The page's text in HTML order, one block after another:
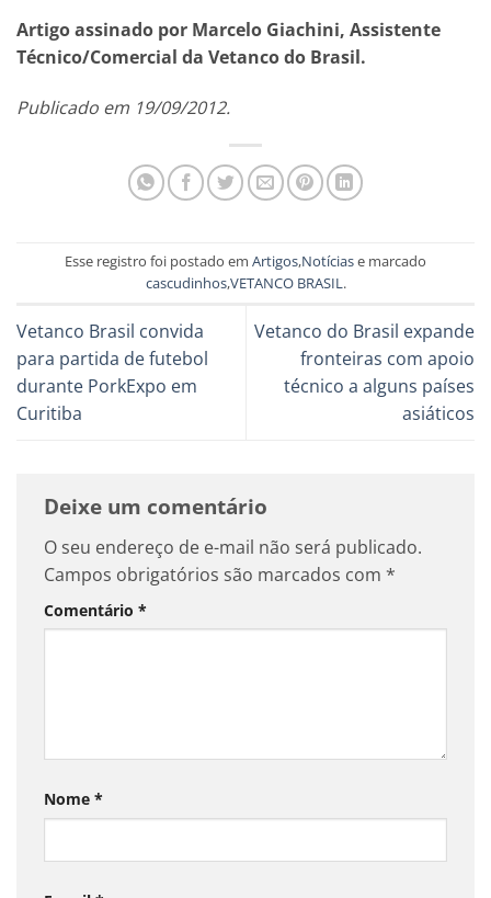
Artigo assinado por Marcelo Giachini, Assistente
Técnico/Comercial da Vetanco do Brasil.
Publicado em 19/09/2012.
Esse registro foi postado em Artigos,Notíciase marcado
cascudinhos,VETANCO BRASIL.
Vetanco Brasil convida
para partida de futebol
durante PorkExpo em
Curitiba
Vetanco do Brasil expande
fronteiras com apoio
técnico a alguns países
asiáticos
Deixe um comentário
O seu endereço de e-mail não será publicado.
Campos obrigatórios são marcados com *
Comentário *
Nome *